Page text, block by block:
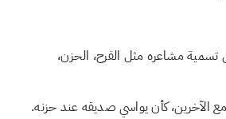
مشاعره مثل الفرح، الحزن،
الآخرين، كأن يواسي صديقه عند حزنه.